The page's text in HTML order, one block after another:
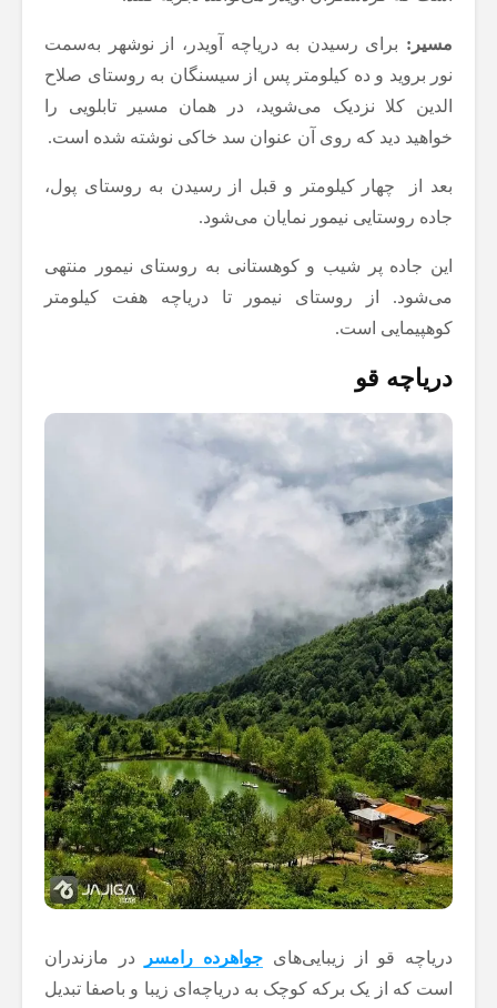
مسیر: برای رسیدن به دریاچه‌ آویدر،‌ از نوشهر به‌سمت
نور بروید و ده کیلومتر پس از سیسنگان به روستای صلاح
الدین کلا نزدیک می‌شوید، در همان مسیر تابلویی را
خواهید دید که روی آن عنوان سد خاکی نوشته شده است.
بعد از چهار کیلومتر و قبل از رسیدن به روستای پول،
جاده روستایی نیمور نمایان می‌شود.
این جاده پر شیب و کوهستانی به روستای نیمور منتهی
می‌شود. از روستای نیمور تا دریاچه هفت کیلومتر
کوهپیمایی است.
دریاچه قو
دریاچه قو از زیبایی‌های جواهرده رامسر
در مازندران
است که از یک برکه کوچک به دریاچه‌ای زیبا و باصفا تبدیل